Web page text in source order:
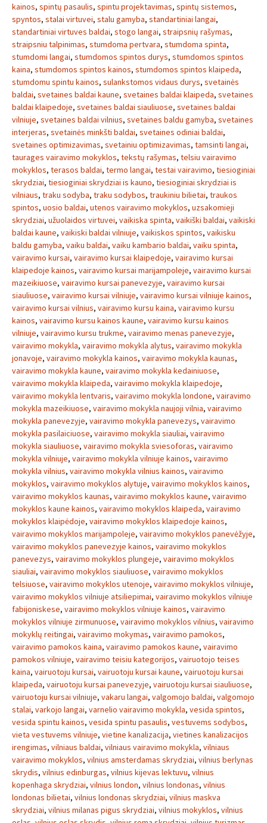
kainos, spintų pasaulis, spintu projektavimas, spintų sistemos,
spyntos, stalai virtuvei, stalu gamyba, standartiniai langai,
standartiniai virtuves baldai, stogo langai, straipsnių rašymas,
straipsniu talpinimas, stumdoma pertvara, stumdoma spinta,
stumdomi langai, stumdomos spintos durys, stumdomos spintos
kaina, stumdomos spintos kainos, stumdomos spintos klaipeda,
stumdomu spintu kainos, sulankstomos vidaus durys, svetainės
baldai, svetaines baldai kaune, svetaines baldai klaipeda, svetaines
baldai klaipedoje, svetaines baldai siauliuose, svetaines baldai
vilniuje, svetaines baldai vilnius, svetaines baldu gamyba, svetaines
interjeras, svetainės minkšti baldai, svetaines odiniai baldai,
svetaines optimizavimas, svetainiu optimizavimas, tamsinti langai,
taurages vairavimo mokyklos, tekstų rašymas, telsiu vairavimo
mokyklos, terasos baldai, termo langai, testai vairavimo, tiesioginiai
skrydziai, tiesioginiai skrydziai is kauno, tiesioginiai skrydziai is
vilniaus, traku sodyba, traku sodybos, traukiniu bilietai, traukos
spintos, uosio baldai, utenos vairavimo mokyklos, uzsakomieji
skrydziai, užuolaidos virtuvei, vaikiska spinta, vaikiški baldai, vaikiski
baldai kaune, vaikiski baldai vilniuje, vaikiskos spintos, vaikisku
baldu gamyba, vaiku baldai, vaiku kambario baldai, vaiku spinta,
vairavimo kursai, vairavimo kursai klaipedoje, vairavimo kursai
klaipedoje kainos, vairavimo kursai marijampoleje, vairavimo kursai
mazeikiuose, vairavimo kursai panevezyje, vairavimo kursai
siauliuose, vairavimo kursai vilniuje, vairavimo kursai vilniuje kainos,
vairavimo kursai vilnius, vairavimo kursu kaina, vairavimo kursu
kainos, vairavimo kursu kainos kaune, vairavimo kursu kainos
vilniuje, vairavimo kursu trukme, vairavimo menas panevezyje,
vairavimo mokykla, vairavimo mokykla alytus, vairavimo mokykla
jonavoje, vairavimo mokykla kainos, vairavimo mokykla kaunas,
vairavimo mokykla kaune, vairavimo mokykla kedainiuose,
vairavimo mokykla klaipeda, vairavimo mokykla klaipedoje,
vairavimo mokykla lentvaris, vairavimo mokykla londone, vairavimo
mokykla mazeikiuose, vairavimo mokykla naujoji vilnia, vairavimo
mokykla panevezyje, vairavimo mokykla panevezys, vairavimo
mokykla pasilaiciuose, vairavimo mokykla siauliai, vairavimo
mokykla siauliuose, vairavimo mokykla sviesoforas, vairavimo
mokykla vilniuje, vairavimo mokykla vilniuje kainos, vairavimo
mokykla vilnius, vairavimo mokykla vilnius kainos, vairavimo
mokyklos, vairavimo mokyklos alytuje, vairavimo mokyklos kainos,
vairavimo mokyklos kaunas, vairavimo mokyklos kaune, vairavimo
mokyklos kaune kainos, vairavimo mokyklos klaipeda, vairavimo
mokyklos klaipėdoje, vairavimo mokyklos klaipedoje kainos,
vairavimo mokyklos marijampoleje, vairavimo mokyklos panevėžyje,
vairavimo mokyklos panevezyje kainos, vairavimo mokyklos
panevezys, vairavimo mokyklos plungeje, vairavimo mokyklos
siauliai, vairavimo mokyklos siauliuose, vairavimo mokyklos
telsiuose, vairavimo mokyklos utenoje, vairavimo mokyklos vilniuje,
vairavimo mokyklos vilniuje atsiliepimai, vairavimo mokyklos vilniuje
fabijoniskese, vairavimo mokyklos vilniuje kainos, vairavimo
mokyklos vilniuje zirmunuose, vairavimo mokyklos vilnius, vairavimo
mokyklų reitingai, vairavimo mokymas, vairavimo pamokos,
vairavimo pamokos kaina, vairavimo pamokos kaune, vairavimo
pamokos vilniuje, vairavimo teisiu kategorijos, vairuotojo teises
kaina, vairuotoju kursai, vairuotoju kursai kaune, vairuotoju kursai
klaipeda, vairuotoju kursai panevezyje, vairuotoju kursai siauliuose,
vairuotoju kursai vilniuje, vakaru langai, valgomojo baldai, valgomojo
stalai, varkojo langai, varnelio vairavimo mokykla, vesida spintos,
vesida spintu kainos, vesida spintu pasaulis, vestuvems sodybos,
vieta vestuvems vilniuje, vietine kanalizacija, vietines kanalizacijos
irengimas, vilniaus baldai, vilniaus vairavimo mokykla, vilniaus
vairavimo mokyklos, vilnius amsterdamas skrydziai, vilnius berlynas
skrydis, vilnius edinburgas, vilnius kijevas lektuvu, vilnius
kopenhaga skrydziai, vilnius london, vilnius londonas, vilnius
londonas bilietai, vilnius londonas skrydziai, vilnius maskva
skrydziai, vilnius milanas pigus skrydziai, vilnius mokyklos, vilnius